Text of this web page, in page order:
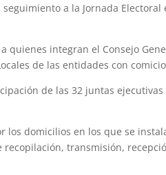
a la Jornada Electoral
integran el Consejo
de las entidades con
de las 32 juntas ejecutivas
domicilios en los que se
transmisión,